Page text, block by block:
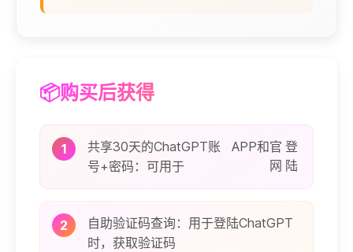
📦购买后获得
1
共享30天的ChatGPT账
号+密码： 可用于
APP和官
网
登
陆
2
自助验证码查询：用于登陆ChatGPT
时，获取验证码